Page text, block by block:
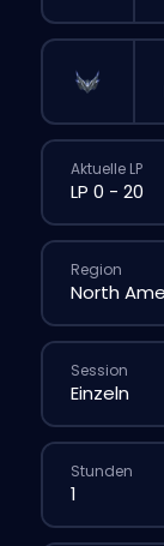
Aktuelle LP
Region
Session
Stunden